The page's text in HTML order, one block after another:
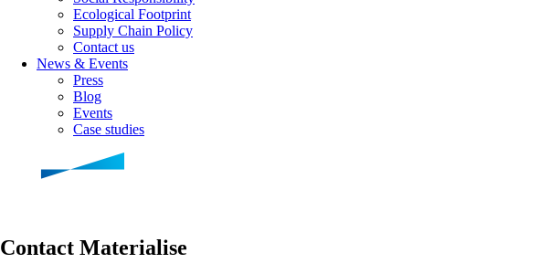
Ecological Footprint
Supply Chain Policy
Contact us
News & Events
Press
Blog
Events
Case studies
Contact Materialise